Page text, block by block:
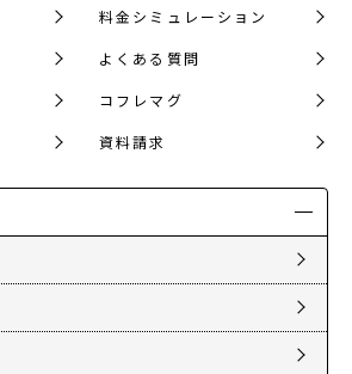
料金シミュレーション
よくある質問
コフレマグ
資料請求